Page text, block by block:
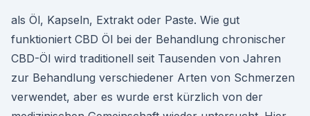
als Öl, Kapseln, Extrakt oder Paste. Wie gut
funktioniert CBD Öl bei der Behandlung chronischer
CBD-Öl wird traditionell seit Tausenden von Jahren
zur Behandlung verschiedener Arten von Schmerzen
verwendet, aber es wurde erst kürzlich von der